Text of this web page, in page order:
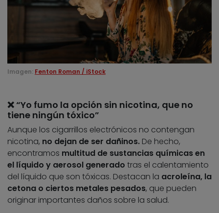
Imagen: Fenton Roman / iStock
❌ “Yo fumo la opción sin nicotina, que no
tiene ningún tóxico”
Aunque los cigarrillos electrónicos no contengan
nicotina, no dejan de ser dañinos. De hecho,
encontramos multitud de sustancias químicas en
el líquido y aerosol generado tras el calentamiento
del líquido que son tóxicas. Destacan la acroleína, la
cetona o ciertos metales pesados, que pueden
originar importantes daños sobre la salud.